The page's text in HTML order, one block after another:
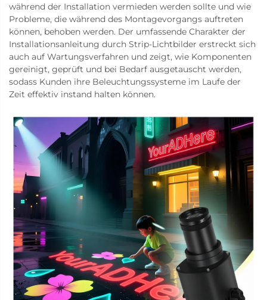
während der Installation vermieden werden sollte und wie
Probleme, die während des Montagevorgangs auftreten
können, behoben werden. Der umfassende Charakter der
Installationsanleitung durch Strip-Lichtbilder erstreckt sich
auch auf Wartungsverfahren und zeigt, wie Komponenten
gereinigt, geprüft und bei Bedarf ausgetauscht werden,
sodass Kunden ihre Beleuchtungssysteme im Laufe der
Zeit effektiv instand halten können.